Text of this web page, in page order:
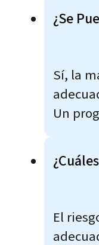
¿Se
Sí, la
Un
El